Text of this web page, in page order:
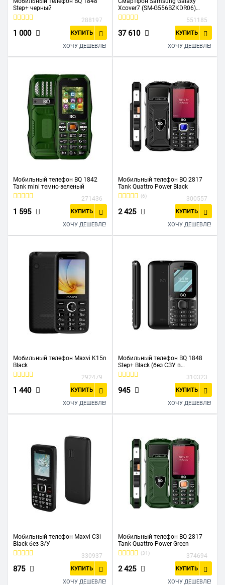
Step+ черный
288197
1 000 КУПИТЬ
ХОЧУ ДЕШЕВЛЕ!
Xcover7 (SM-G556BZKDR06)
6+128GB, черный
551185
37 610 КУПИТЬ
ХОЧУ ДЕШЕВЛЕ!
Мобильный телефон BQ 1842
Tank mini темно-зеленый
271436
1 595 КУПИТЬ
ХОЧУ ДЕШЕВЛЕ!
Мобильный телефон BQ 2817
Tank Quattro Power Black
(6) 300557
2 425 КУПИТЬ
ХОЧУ ДЕШЕВЛЕ!
Мобильный телефон Maxvi K15n
Black
292479
1 440 КУПИТЬ
ХОЧУ ДЕШЕВЛЕ!
Мобильный телефон BQ 1848
Step+ Black (без СЗУ в
комплекте)
310323
945 КУПИТЬ
ХОЧУ ДЕШЕВЛЕ!
Мобильный телефон Maxvi C3i
Black без З/У
330937
875 КУПИТЬ
ХОЧУ ДЕШЕВЛЕ!
Мобильный телефон BQ 2817
Tank Quattro Power Green
(31) 374694
2 425 КУПИТЬ
ХОЧУ ДЕШЕВЛЕ!